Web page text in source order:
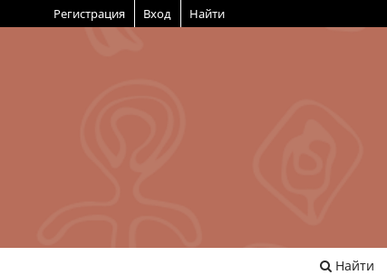
Найти
Регистрация Вход Найти